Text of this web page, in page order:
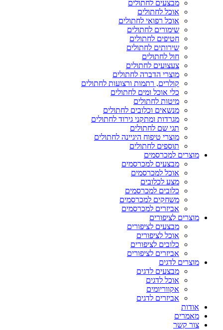
מבצעים לחתולים
אוכל לחתולים
אוכל רפואי לחתולים
שימורים לחתולים
חטיפים לחתולים
שירותים לחתולים
חול לחתולים
צעצועים לחתולים
מוצרי הדברה לחתולים
קולרים, רתמות ורצועות לחתולים
כלי אוכל ומים לחתולים
מיטות לחתולים
מנשאים וכלובים לחתולים
מגרדות ומתקני גירוד לחתולים
תגי שם לחתולים
מוצרי טיפוח היגיינה לחתולים
תוספים לחתולים
מוצרים למכרסמים
מבצעים למכרסמים
אוכל למכרסמים
מצע לכלובים
כלובים למכרסמים
משחקים למכרסמים
אביזרים למכרסמים
מוצרים לציפורים
מבצעים לציפורים
אוכל לציפורים
כלובים לציפורים
אביזרים לציפורים
מוצרים לדגים
מבצעים לדגים
אוכל לדגים
אקווריומים
אביזרים לדגים
אודות
מאמרים
צור קשר